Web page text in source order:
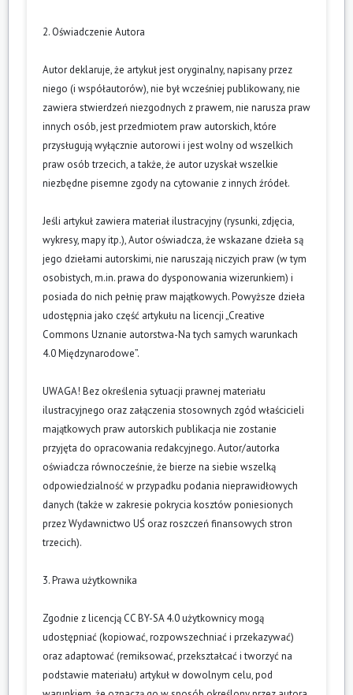
2. Oświadczenie Autora
Autor deklaruje, że artykuł jest oryginalny, napisany przez
niego (i współautorów), nie był wcześniej publikowany, nie
zawiera stwierdzeń niezgodnych z prawem, nie narusza praw
innych osób, jest przedmiotem praw autorskich, które
przysługują wyłącznie autorowi i jest wolny od wszelkich
praw osób trzecich, a także, że autor uzyskał wszelkie
niezbędne pisemne zgody na cytowanie z innych źródeł.
Jeśli artykuł zawiera materiał ilustracyjny (rysunki, zdjęcia,
wykresy, mapy itp.), Autor oświadcza, że wskazane dzieła są
jego dziełami autorskimi, nie naruszają niczyich praw (w tym
osobistych, m.in. prawa do dysponowania wizerunkiem) i
posiada do nich pełnię praw majątkowych. Powyższe dzieła
udostępnia jako część artykułu na licencji „Creative
Commons Uznanie autorstwa-Na tych samych warunkach
4.0 Międzynarodowe”.
UWAGA! Bez określenia sytuacji prawnej materiału
ilustracyjnego oraz załączenia stosownych zgód właścicieli
majątkowych praw autorskich publikacja nie zostanie
przyjęta do opracowania redakcyjnego. Autor/autorka
oświadcza równocześnie, że bierze na siebie wszelką
odpowiedzialność w przypadku podania nieprawidłowych
danych (także w zakresie pokrycia kosztów poniesionych
przez Wydawnictwo UŚ oraz roszczeń finansowych stron
trzecich).
3. Prawa użytkownika
Zgodnie z licencją CC BY-SA 4.0 użytkownicy mogą
udostępniać (kopiować, rozpowszechniać i przekazywać)
oraz adaptować (remiksować, przekształcać i tworzyć na
podstawie materiału) artykuł w dowolnym celu, pod